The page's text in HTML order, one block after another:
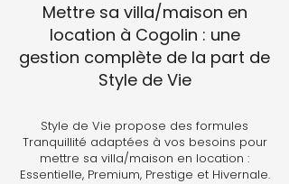
Mettre sa villa/maison en
location à Cogolin : une
gestion complète de la part de
Style de Vie
Style de Vie propose des formules
Tranquillité adaptées à vos besoins pour
mettre sa villa/maison en location :
Essentielle, Premium, Prestige et Hivernale.